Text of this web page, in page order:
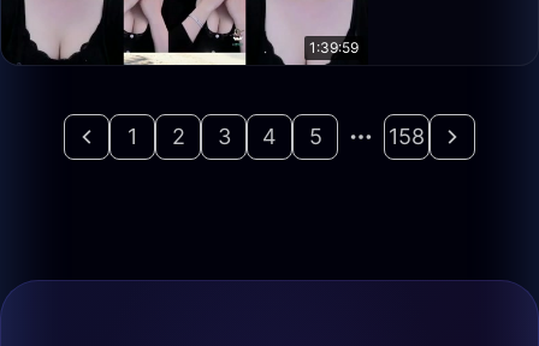
1:39:59
1 2 3 4 5 158